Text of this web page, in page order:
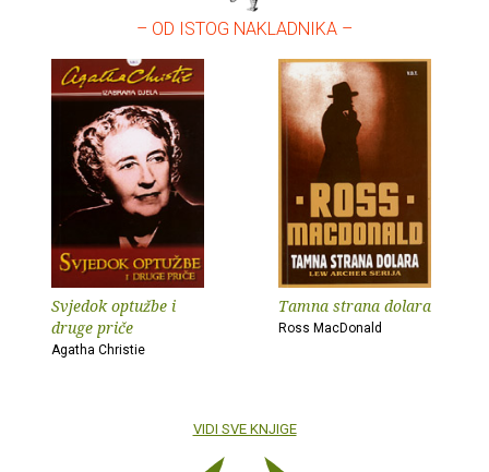
– OD ISTOG NAKLADNIKA –
Svjedok optužbe i
druge priče
Agatha Christie
Tamna strana dolara
Ross MacDonald
VIDI SVE KNJIGE